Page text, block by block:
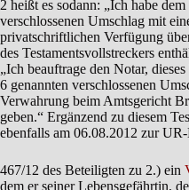
2 heißt es sodann: „Ich habe
verschlossenen Umschlag mit
privatschriftlichen Verfügung
des Testamentsvollstreckers
„Ich beauftrage den Notar,
6 genannten verschlossenen
Verwahrung beim Amtsgericht
geben.“ Ergänzend zu diesem
ebenfalls am 06.08.2012 zur
467/12 des Beteiligten zu 2.) ein
dem er seiner Lebensgefährtin,